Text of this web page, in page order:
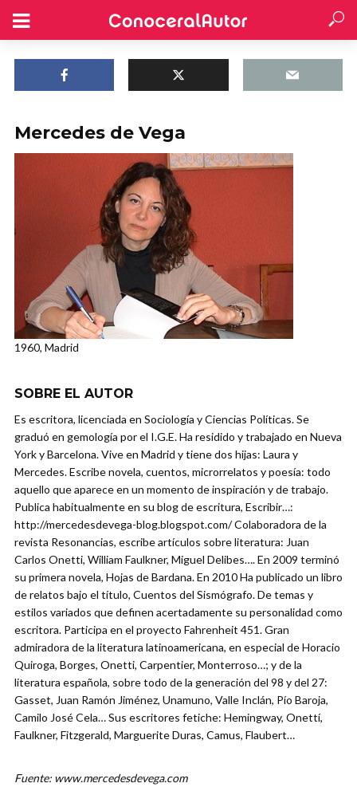
Mercedes de Vega
1960, Madrid
SOBRE EL AUTOR
Es escritora, licenciada en Sociología y Ciencias Políticas. Se
graduó en gemología por el I.G.E. Ha residido y trabajado en Nueva
York y Barcelona. Vive en Madrid y tiene dos hijas: Laura y
Mercedes. Escribe novela, cuentos, microrrelatos y poesía: todo
aquello que aparece en un momento de inspiración y de trabajo.
Publica habitualmente en su blog de escritura, Escribir…:
http://mercedesdevega-blog.blogspot.com/ Colaboradora de la
revista Resonancias, escribe artículos sobre literatura: Juan
Carlos Onetti, William Faulkner, Miguel Delibes…. En 2009 terminó
su primera novela, Hojas de Bardana. En 2010 Ha publicado un libro
de relatos bajo el título, Cuentos del Sismógrafo. De temas y
estilos variados que definen acertadamente su personalidad como
escritora. Participa en el proyecto Fahrenheit 451. Gran
admiradora de la literatura latinoamericana, en especial de Horacio
Quiroga, Borges, Onetti, Carpentier, Monterroso…; y de la
literatura española, sobre todo de la generación del 98 y del 27:
Gasset, Juan Ramón Jiménez, Unamuno, Valle Inclán, Pío Baroja,
Camilo José Cela… Sus escritores fetiche: Hemingway, Onettí,
Faulkner, Fitzgerald, Marguerite Duras, Camus, Flaubert…
Fuente: www.mercedesdevega.com